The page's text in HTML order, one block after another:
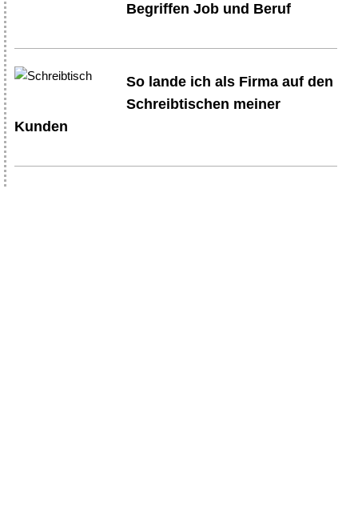
Begriffen Job und Beruf
So lande ich als Firma auf den
Schreibtischen meiner
Kunden